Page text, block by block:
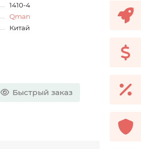
1410-4
Qman
Китай
Быстрый заказ